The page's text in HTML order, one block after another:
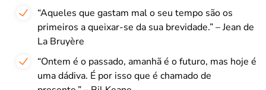
“Aqueles que gastam mal o seu tempo são os
primeiros a queixar-se da sua brevidade.” – Jean de
La Bruyère
“Ontem é o passado, amanhã é o futuro, mas hoje é
uma dádiva. É por isso que é chamado de